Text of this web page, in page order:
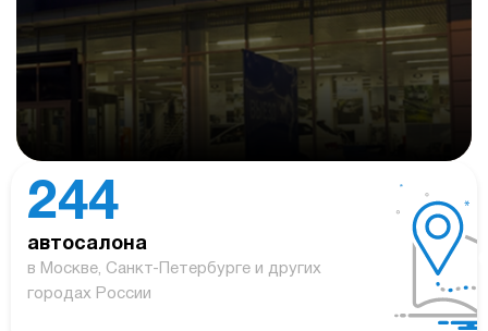
244
автосалона
в Москве, Санкт-Петербурге и других
городах России